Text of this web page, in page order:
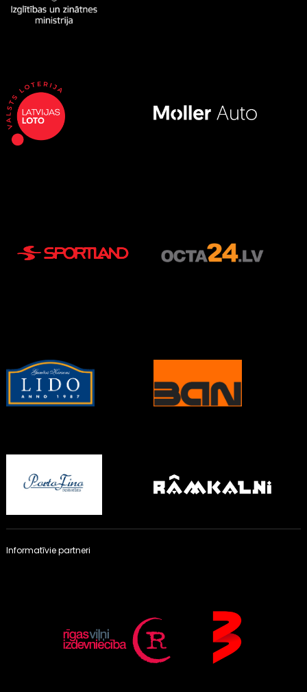
Informatīvie partneri